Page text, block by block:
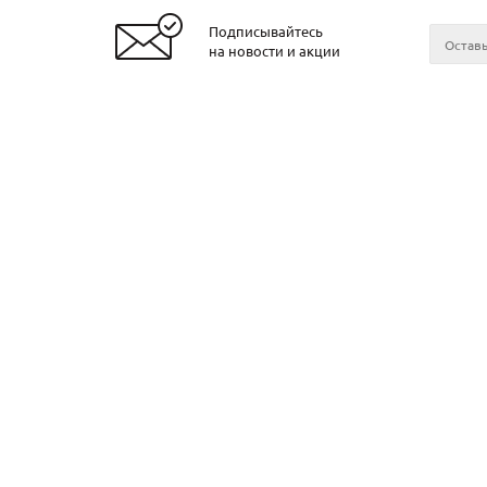
Подписывайтесь
на новости и акции
Заказать металл